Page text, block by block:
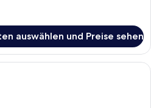
auswählen und Preise sehen
Ein Hotelzimmer mit drei Betten,